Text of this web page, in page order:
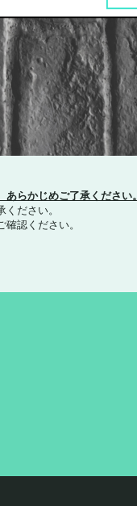
らかじめご了承ください。
ださい。
認ください。